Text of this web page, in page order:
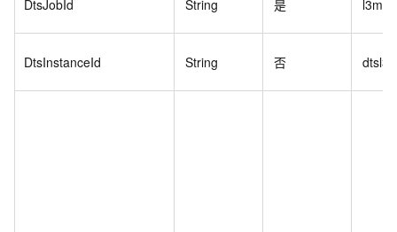
DtsJobId String 是
DtsInstanceId String 否